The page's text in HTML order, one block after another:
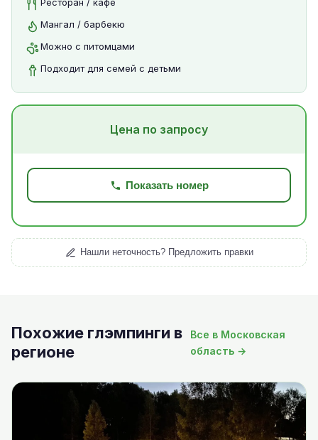
Мангал / барбекю
Можно с питомцами
Подходит для семей с детьми
Цена по запросу
Показать номер
Нашли неточность? Предложить правки
Похожие глэмпинги в
регионе
Все в Московская
область →